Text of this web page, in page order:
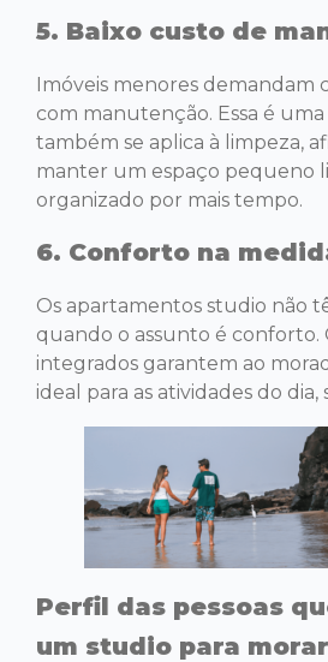
5. Baixo custo de
Imóveis menores demandam
com manutenção. Essa é
também se aplica à limpeza,
manter um espaço pequeno
organizado por mais tempo.
6. Conforto na
Os apartamentos studio não
quando o assunto é conforto.
integrados garantem ao
ideal para as atividades do dia,
Perfil das pessoas
um studio para morar